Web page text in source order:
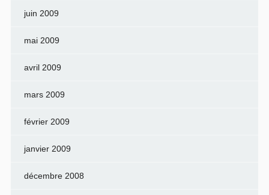
juin 2009
mai 2009
avril 2009
mars 2009
février 2009
janvier 2009
décembre 2008